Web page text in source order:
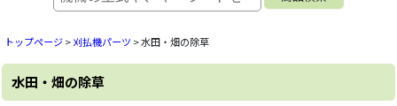
トップページ>刈払機パーツ >水田・畑の除草
水田・畑の除草